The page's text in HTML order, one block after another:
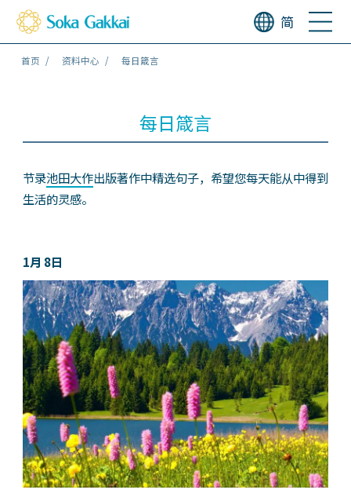
简
首页 资料中心 每日箴言
每日箴言
节录池田大作出版著作中精选句子，希望您每天能从中得到
生活的灵感。
1月 8日